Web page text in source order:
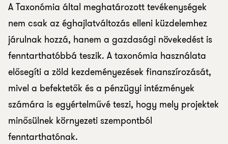
A Taxonómia által meghatározott tevékenységek
nem csak az éghajlatváltozás elleni küzdelemhez
járulnak hozzá, hanem a gazdasági növekedést is
fenntarthatóbbá teszik. A taxonómia használata
elősegíti a zöld kezdeményezések finanszírozását,
mivel a befektetők és a pénzügyi intézmények
számára is egyértelművé teszi, hogy mely projektek
minősülnek környezeti szempontból
fenntarthatónak.